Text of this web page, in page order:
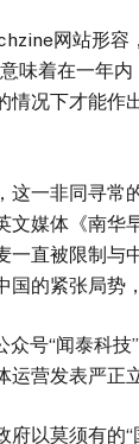
网站形容
味着在一年
情况下才能作
这一非同寻常
文媒体《南华
一直被限制与
国的紧张局势
众号“闻泰科
营发表严正
府以莫须有的